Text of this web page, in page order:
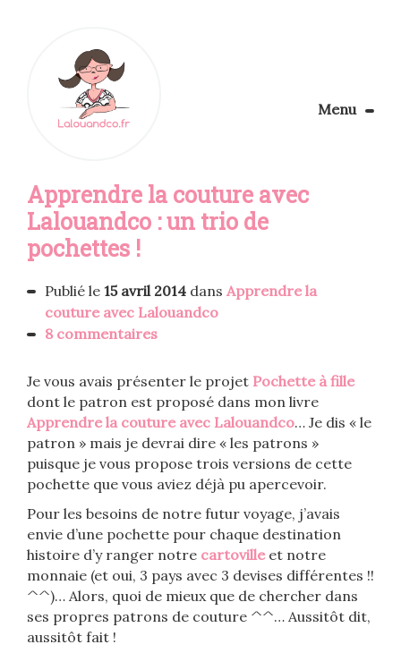
Menu
Apprendre la couture
Aménager son coin couture
Personnalisez vos tissus
Apprendre la couture avec
Lalouandco : un trio de
pochettes !
Publié le 15 avril 2014 dans Apprendre la
couture avec Lalouandco
8 commentaires
Je vous avais présenter le projet Pochette à fille
dont le patron est proposé dans mon livre
Apprendre la couture avec Lalouandco… Je dis « le
patron » mais je devrai dire « les patrons »
puisque je vous propose trois versions de cette
pochette que vous aviez déjà pu apercevoir.
Pour les besoins de notre futur voyage, j’avais
envie d’une pochette pour chaque destination
histoire d’y ranger notre cartoville et notre
monnaie (et oui, 3 pays avec 3 devises différentes !!
^^)… Alors, quoi de mieux que de chercher dans
ses propres patrons de couture ^^… Aussitôt dit,
aussitôt fait !